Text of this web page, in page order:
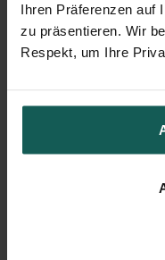
Ihren Präferenzen auf
zu präsentieren. Wir
Respekt, um Ihre